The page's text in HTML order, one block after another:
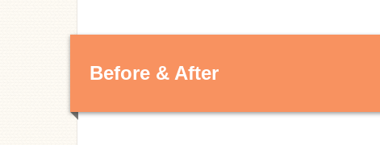
Before & After